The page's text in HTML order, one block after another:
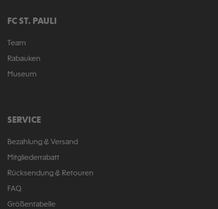
FC ST. PAULI
Team
Rabauken
Museum
SERVICE
Bezahlung & Versand
Mitgliederrabatt
Rücksendung & Retouren
FAQ
Größentabelle